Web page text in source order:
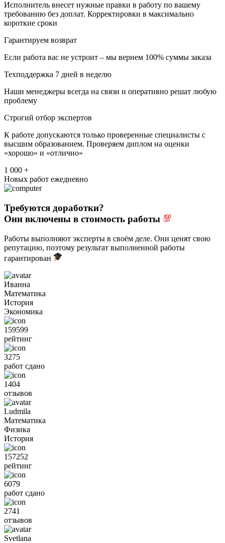
Исполнитель внесет нужные правки в работу по вашему
требованию без доплат. Корректировки в максимально
короткие сроки
Гарантируем возврат
Если работа вас не устроит – мы вернем 100% суммы заказа
Техподдержка 7 дней в неделю
Наши менеджеры всегда на связи и оперативно решат любую
проблему
Строгий отбор экспертов
К работе допускаются только проверенные специалисты с
высшим образованием. Проверяем диплом на оценки
«хорошо» и «отлично»
1 000 +
Новых работ ежедневно
Требуются доработки?
Они включены в стоимость работы
Работы выполняют эксперты в своём деле. Они ценят свою
репутацию, поэтому результат выполненной работы
гарантирован
Иванна
Математика
История
Экономика
159599
рейтинг
3275
работ сдано
1404
отзывов
Ludmila
Математика
Физика
История
157252
рейтинг
6079
работ сдано
2741
отзывов
Svetlana